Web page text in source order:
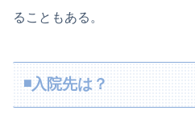
ることもある。
◾️入院先は？